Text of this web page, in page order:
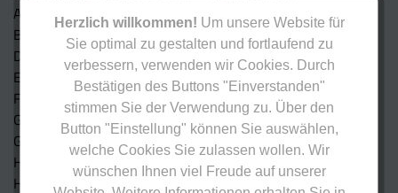
Herzlich willkommen! Um unsere Website für
Sie optimal zu gestalten und fortlaufend zu
verbessern, verwenden wir Cookies. Durch
Bestätigen des Buttons "Einverstanden"
stimmen Sie der Verwendung zu. Über den
Button "Einstellung" können Sie auswählen,
welche Cookies Sie zulassen wollen. Wir
wünschen Ihnen viel Freude auf unserer
Augen
Blutdruck
Darm
Energiestoffwechsel
Fettstoffwechsel (Triglyceride, Cholesterin)
Gehirn/Gedächtnis/Nerven
Gelenke/Sehnen/Knochen
Haut, Haare und Nägel
Herz/Gefäße